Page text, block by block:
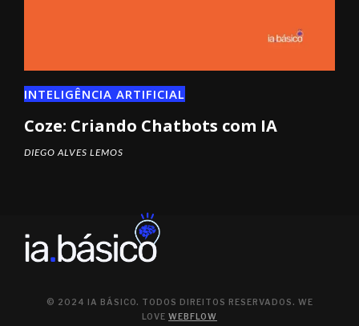
INTELIGÊNCIA ARTIFICIAL
Coze: Criando Chatbots com IA
DIEGO ALVES LEMOS
© 2024 IA BÁSICO. TODOS DIREITOS RESERVADOS. WE
LOVE WEBFLOW